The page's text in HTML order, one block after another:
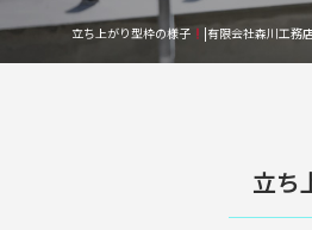
立ち上がり型枠の様子 |有限会社森川工務
立ち